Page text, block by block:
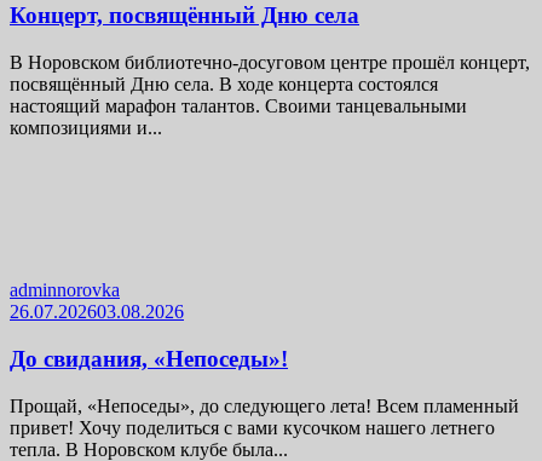
Концерт, посвящённый Дню села
В Норовском библиотечно-досуговом центре прошёл концерт,
посвящённый Дню села. В ходе концерта состоялся
настоящий марафон талантов. Своими танцевальными
композициями и...
adminnorovka
26.07.202603.08.2026
До свидания, «Непоседы»!
Прощай, «Непоседы», до следующего лета! Всем пламенный
привет! Хочу поделиться с вами кусочком нашего летнего
тепла. В Норовском клубе была...